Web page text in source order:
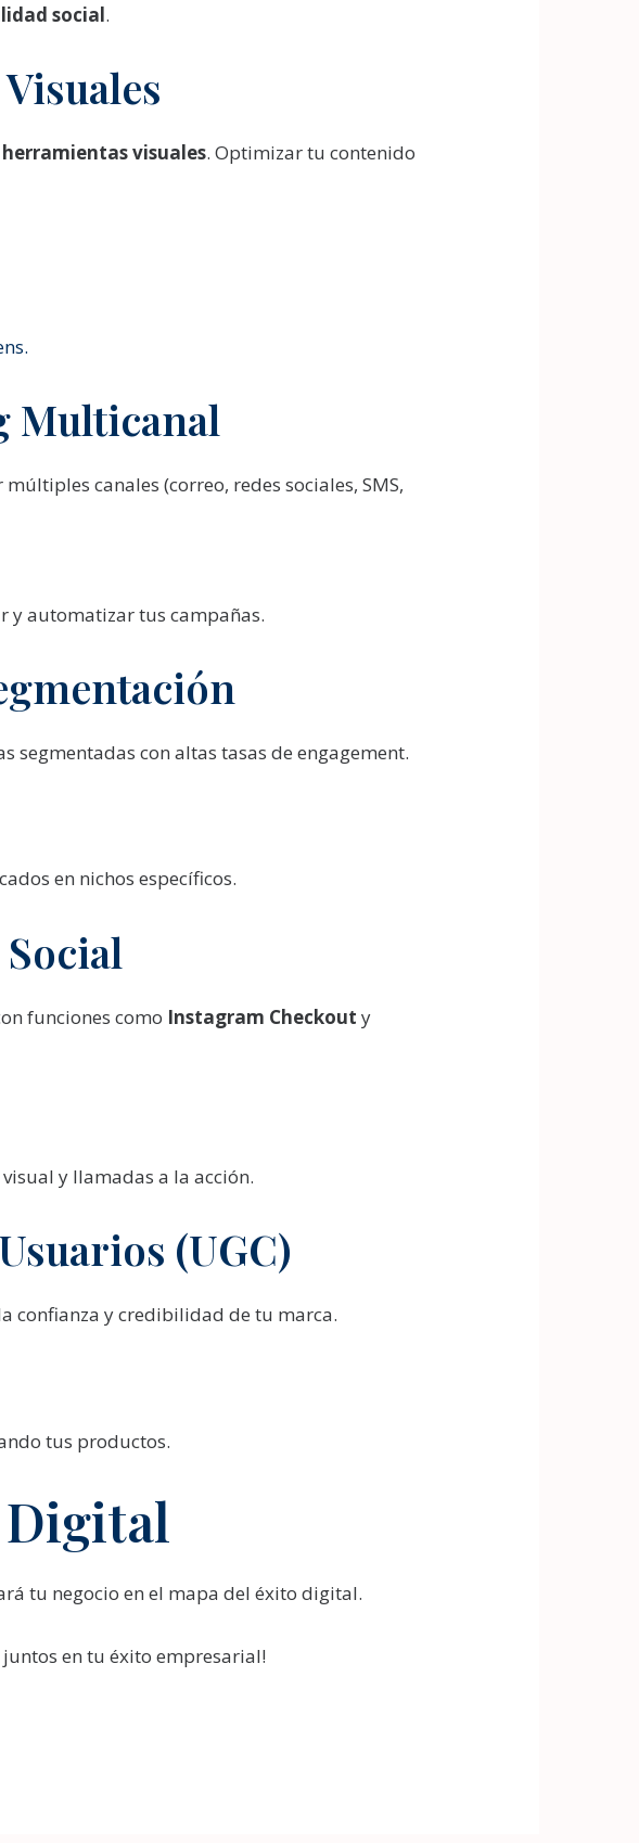
social.
visuales. Optimizar tu contenido
Multicanal
canales (correo, redes sociales, SMS,
y automatizar tus campañas.
segmentadas con altas tasas de engagement.
en nichos específicos.
funciones como Instagram Checkout y
y llamadas a la acción.
(UGC)
confianza y credibilidad de tu marca.
tus productos.
tu negocio en el mapa del éxito digital.
en tu éxito empresarial!